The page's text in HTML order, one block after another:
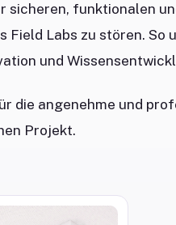
funktionalen
Field Labs zu stören.
und
die angenehme und
Projekt.